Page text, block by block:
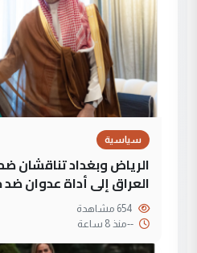
سياسية
الرياض وبغداد تناقشان
العراق إلى أداة عدوان ضد
--منذ 8 ساعة